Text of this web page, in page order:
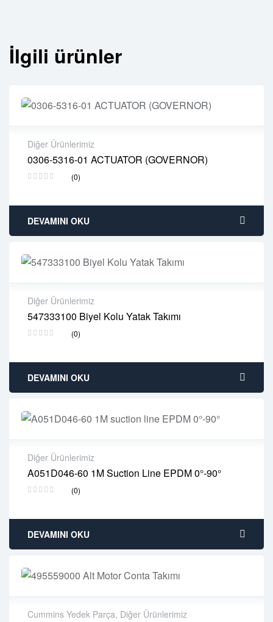
İlgili ürünler
Diğer Ürünlerimiz
0306-5316-01 ACTUATOR (GOVERNOR)
(0)
2 years warranty
Delivery time: 1-2 business days
DEVAMINI OKU
Diğer Ürünlerimiz
547333100 Biyel Kolu Yatak Takımı
(0)
2 years warranty
Delivery time: 1-2 business days
DEVAMINI OKU
Diğer Ürünlerimiz
A051D046-60 1M Suction Line EPDM 0°-90°
(0)
2 years warranty
Delivery time: 1-2 business days
DEVAMINI OKU
Cummins Yedek Parça, Diğer Ürünlerimiz